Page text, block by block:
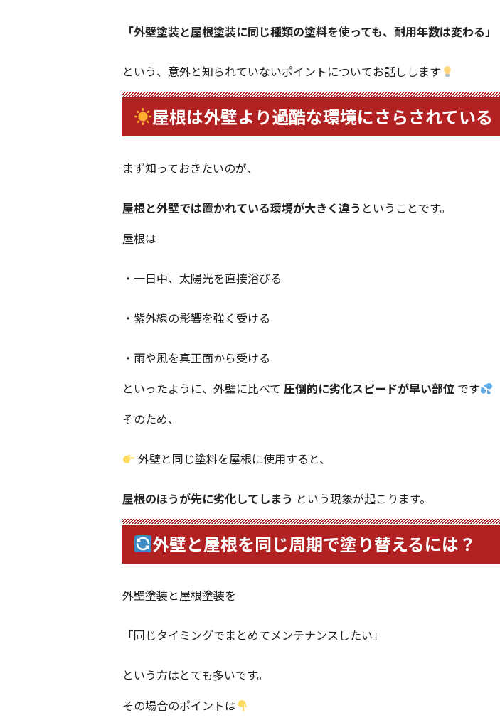
「外壁塗装と屋根塗装に同じ種類の塗料を使っても、耐用年数は変わる」
という、意外と知られていないポイントについてお話しします
屋根は外壁より過酷な環境にさらされている
まず知っておきたいのが、
屋根と外壁では置かれている環境が大きく違う ということです。
屋根は
・一日中、太陽光を直接浴びる
・紫外線の影響を強く受ける
・雨や風を真正面から受ける
といったように、外壁に比べて 圧倒的に劣化スピードが早い部位 です
そのため、
外壁と同じ塗料を屋根に使用すると、
屋根のほうが先に劣化してしまう という現象が起こります。
外壁と屋根を同じ周期で塗り替えるには？
外壁塗装と屋根塗装を
「同じタイミングでまとめてメンテナンスしたい」
という方はとても多いです。
その場合のポイントは